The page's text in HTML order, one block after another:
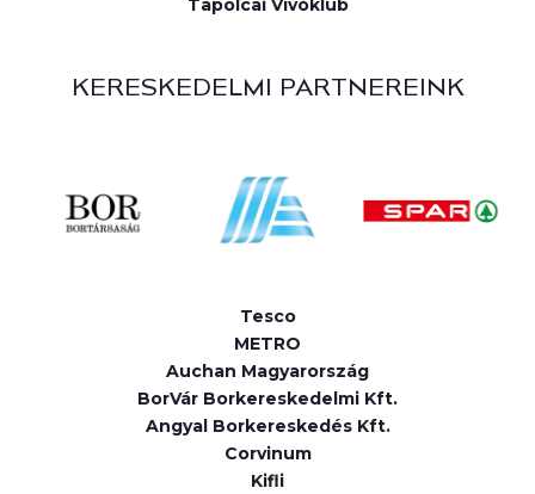
Tapolcai Vívóklub
KERESKEDELMI PARTNEREINK
Tesco
METRO
Auchan Magyarország
BorVár Borkereskedelmi Kft.
Angyal Borkereskedés Kft.
Corvinum
Kifli